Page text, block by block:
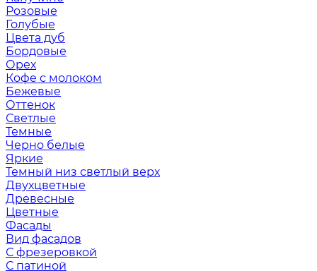
Розовые
Голубые
Цвета дуб
Бордовые
Орех
Кофе с молоком
Бежевые
Оттенок
Светлые
Темные
Черно белые
Яркие
Темный низ светлый верх
Двухцветные
Древесные
Цветные
Фасады
Вид фасадов
С фрезеровкой
С патиной